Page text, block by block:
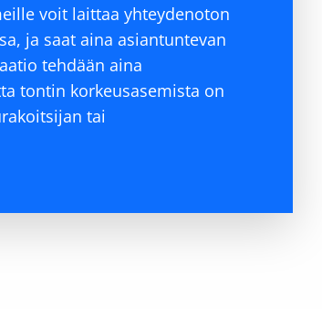
voit laittaa yhteydenoton
ja saat aina asiantuntevan
tehdään aina
tontin korkeusasemista on
tai